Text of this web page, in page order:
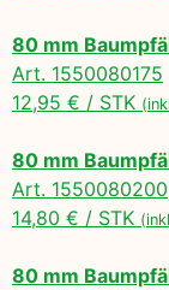
80 mm
Art. 1550080175
12,95 € / STK
80 mm
Art. 1550080200
14,80 € / STK
80 mm